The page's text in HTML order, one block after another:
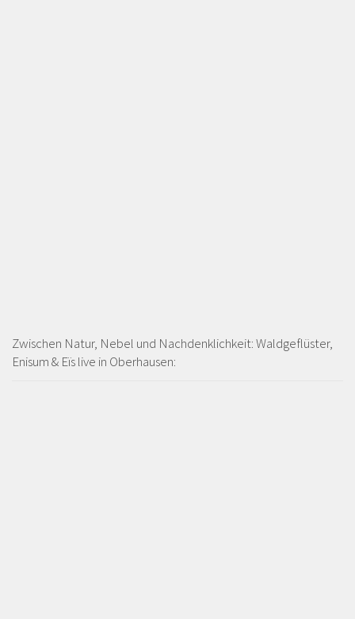
Zwischen Natur, Nebel und Nachdenklichkeit: Waldgeflüster,
Enisum & Eïs live in Oberhausen: